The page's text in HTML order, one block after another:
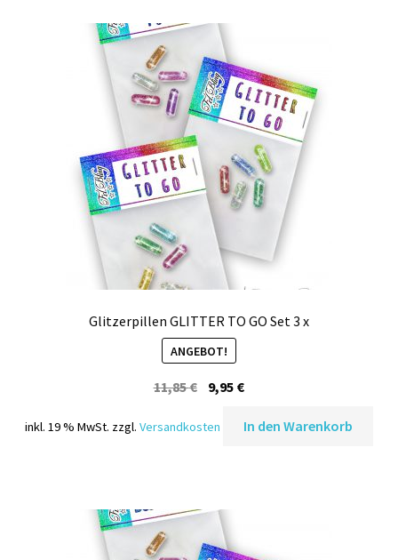
Glitzerpillen GLITTER TO GO Set 3 x
ANGEBOT!
11,85€ Ursprünglicher
war:
9,95 €Aktueller
ist:
inkl. 19 % MwSt. zzgl.Versandkosten In den Warenkorb